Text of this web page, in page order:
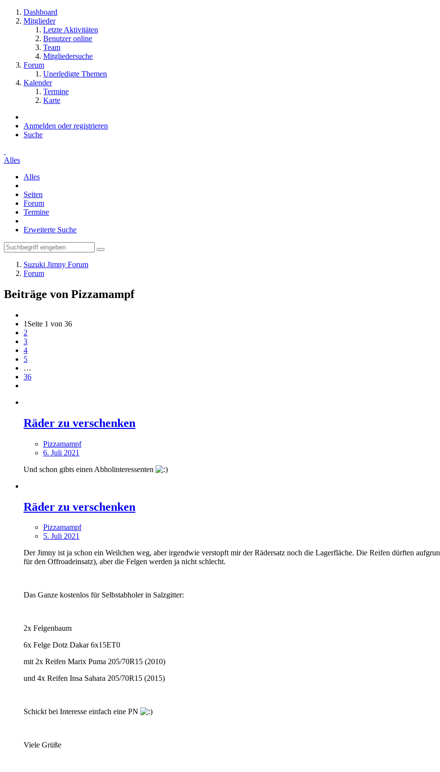
Dashboard
Mitglieder
Letzte Aktivitäten
Benutzer online
Team
Mitgliedersuche
Forum
Unerledigte Themen
Kalender
Termine
Karte
Anmelden oder registrieren
Suche
Alles
Alles
Seiten
Forum
Termine
Erweiterte Suche
Suzuki Jimny Forum
Forum
Beiträge von Pizzamampf
1 Seite 1 von 36
2
3
4
5
…
36
Räder zu verschenken
Pizzamampf
6. Juli 2021
Und schon gibts einen Abholinteressenten
Räder zu verschenken
Pizzamampf
5. Juli 2021
Der Jimny ist ja schon ein Weilchen weg, aber irgendwie verstopft mir der Rädersatz noch die Lagerfläche. Die Reifen dürften
für den Offroadeinsatz), aber die Felgen werden ja nicht schlecht.
Das Ganze kostenlos für Selbstabholer in Salzgitter:
2x Felgenbaum
6x Felge Dotz Dakar 6x15ET0
mit 2x Reifen Marix Puma 205/70R15 (2010)
und 4x Reifen Insa Sahara 205/70R15 (2015)
Schickt bei Interesse einfach eine PN
Viele Grüße